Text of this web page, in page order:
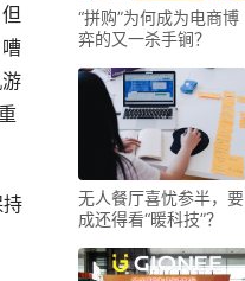
“拼购”为何成为电商博
弈的又一杀手锏？
无人餐厅喜忧参半，要
成还得看“暖科技”？